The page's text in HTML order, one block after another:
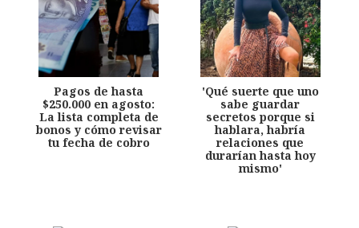
Pagos de hasta
$250.000 en agosto:
La lista completa de
bonos y cómo revisar
tu fecha de cobro
'Qué suerte que uno
sabe guardar
secretos porque si
hablara, habría
relaciones que
durarían hasta hoy
mismo'